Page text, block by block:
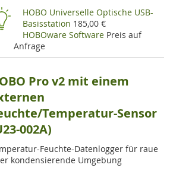
HOBO Universelle Optische USB-
Basisstation 185,00 €
HOBOware Software Preis auf
Anfrage
Pro v2 mit einem
Temperatur-Sensor
002A)
Feuchte-Datenlogger für raue
kondensierende Umgebung